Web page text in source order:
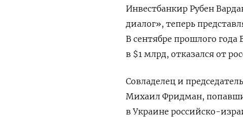
Инвестбанкир Рубен
диалог», теперь
В сентябре прошлого года
в $1 млрд, отказался от
Совладелец и
Михаил Фридман,
в Украине российско-